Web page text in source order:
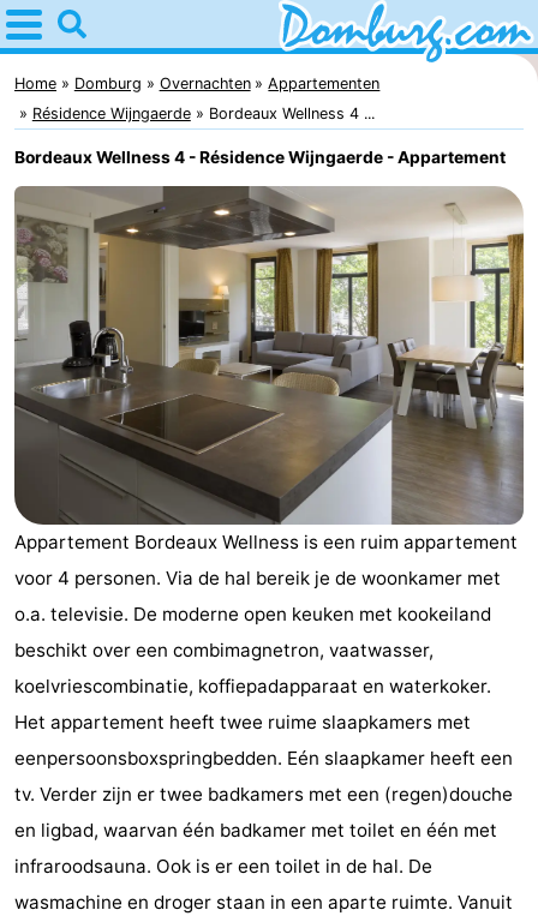
Home
Domburg
Tips
Voor
kinderen
Webcam
Webcam
Webcam
Strand
Overnachten
Appartementen
-
Loverendale
Résidence
Wijngaerde
Bed
(&
breakfasts)
Campings
Hotels
Vakantiehuizen
-
Buitenhof
Home Domburg Overnachten
Appartementen
Résidence Wijngaerde
Bordeaux Wellness 4 ...
Bordeaux Wellness 4 - Résidence Wijngaerde - Appartement
Appartement Bordeaux Wellness is een ruim appartement
voor 4 personen. Via de hal bereik je de woonkamer met
o.a. televisie. De moderne open keuken met kookeiland
beschikt over een combimagnetron, vaatwasser,
koelvriescombinatie, koffiepadapparaat en waterkoker.
Het appartement heeft twee ruime slaapkamers met
eenpersoonsboxspringbedden. Eén slaapkamer heeft een
tv. Verder zijn er twee badkamers met een (regen)douche
en ligbad, waarvan één badkamer met toilet en één met
infraroodsauna. Ook is er een toilet in de hal. De
wasmachine en droger staan in een aparte ruimte. Vanuit